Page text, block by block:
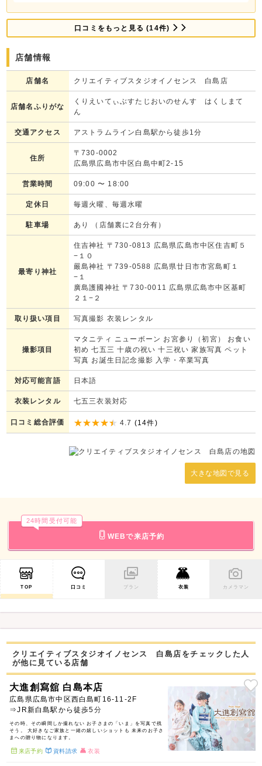
口コミをもっと見る (14件)
店舗情報
店舗名 クリエイティブスタジオイノセンス 白島店
店舗名ふりがな
くりえいてぃぶすたじおいのせんす はくしまて
ん
交通アクセス アストラムライン白島駅から徒歩1分
住所
〒730-0002
広島県広島市中区白島中町2-15
営業時間 09:00 〜 18:00
定休日 毎週火曜、毎週水曜
駐車場 あり （店舗裏に2台分有）
最寄り神社
住吉神社 〒730-0813 広島県広島市中区住吉町５
−１０
嚴島神社 〒739-0588 広島県廿日市市宮島町１
−１
廣島護國神社 〒730-0011 広島県広島市中区基町
２１−２
取り扱い項目 写真撮影 衣装レンタル
撮影項目
マタニティ ニューボーン お宮参り（初宮） お食い
初め 七五三 十歳の祝い 十三祝い 家族写真 ペット
写真 お誕生日記念撮影 入学・卒業写真
対応可能言語 日本語
衣装レンタル 七五三衣装対応
口コミ総合評価 4.7 (14件)
大きな地図で見る
WEBで来店予約
24時間受付可能
TOP 口コミ プラン 衣装 カメラマン
クリエイティブスタジオイノセンス 白島店をチェックした人
が他に見ている店舗
大進創寫舘 白島本店
広島県広島市中区西白島町16-11-2F
⇒JR新白島駅から徒歩5分
その時、その瞬間しか撮れない お子さまの「いま」を写真で残
そう。 大好きなご家族と一緒の嬉しいショットも 未来のお子さ
まへの贈り物になります。
来店予約 資料請求 衣装